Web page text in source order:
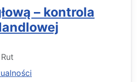
– kontrola